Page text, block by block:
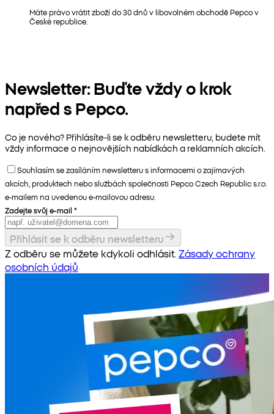
Máte právo vrátit zboží do 30 dnů v libovolném obchodě Pepco v
České republice.
Newsletter: Buďte vždy o krok
napřed s Pepco.
Co je nového? Přihlásíte-li se k odběru newsletteru, budete mít
vždy informace o nejnovějších nabídkách a reklamních akcích.
Souhlasím se zasíláním newsletteru s informacemi o zajímavých
akcích, produktech nebo službách společnosti Pepco Czech Republic s.r.o.
e-mailem na uvedenou e-mailovou adresu.
Zadejte svůj e-mail *
Přihlásit se k odběru newsletteru
Z odběru se můžete kdykoli odhlásit. Zásady ochrany
osobních údajů